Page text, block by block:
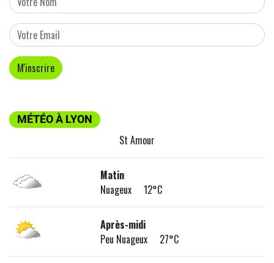
MÉTÉO À LYON
St Amour
Matin
Nuageux 12°C
Après-midi
Peu Nuageux 27°C